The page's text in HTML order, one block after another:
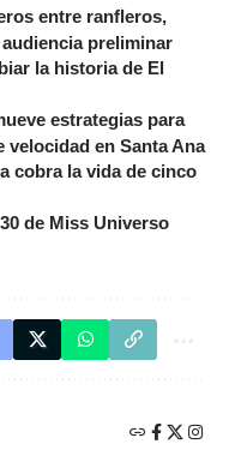
entre ranfleros,
preliminar
la historia de El
estrategias para
en Santa Ana
cobra la vida de cinco
de Miss Universo